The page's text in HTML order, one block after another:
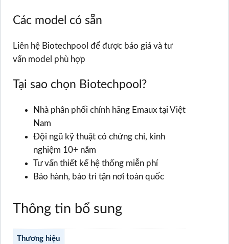
Các model có sẵn
Liên hệ Biotechpool để được báo giá và tư
vấn model phù hợp
Tại sao chọn Biotechpool?
Nhà phân phối chính hãng Emaux tại Việt
Nam
Đội ngũ kỹ thuật có chứng chỉ, kinh
nghiệm 10+ năm
Tư vấn thiết kế hệ thống miễn phí
Bảo hành, bảo trì tận nơi toàn quốc
Thông tin bổ sung
Thương hiệu